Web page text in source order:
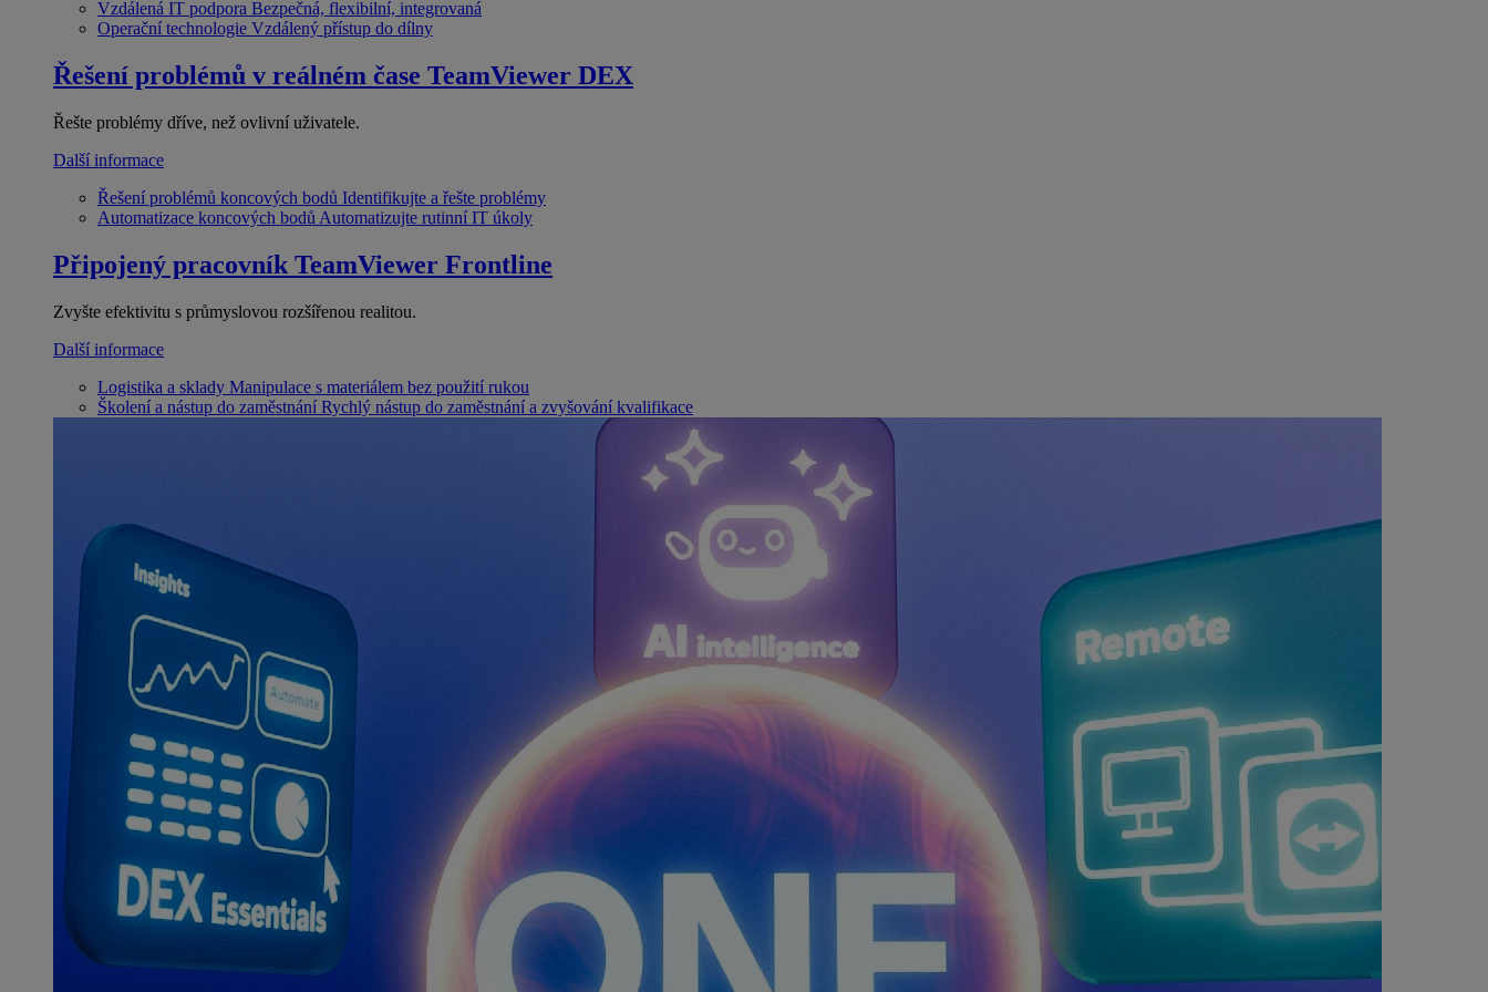
Vzdálená IT podpora Bezpečná, flexibilní, integrovaná
Operační technologie Vzdálený přístup do dílny
Řešení problémů v reálném čase TeamViewer DEX
Řešte problémy dříve, než ovlivní uživatele.
Další informace
Řešení problémů koncových bodů Identifikujte a řešte problémy
Automatizace koncových bodů Automatizujte rutinní IT úkoly
Připojený pracovník TeamViewer Frontline
Zvyšte efektivitu s průmyslovou rozšířenou realitou.
Další informace
Logistika a sklady Manipulace s materiálem bez použití rukou
Školení a nástup do zaměstnání Rychlý nástup do zaměstnání a zvyšování kvalifikace